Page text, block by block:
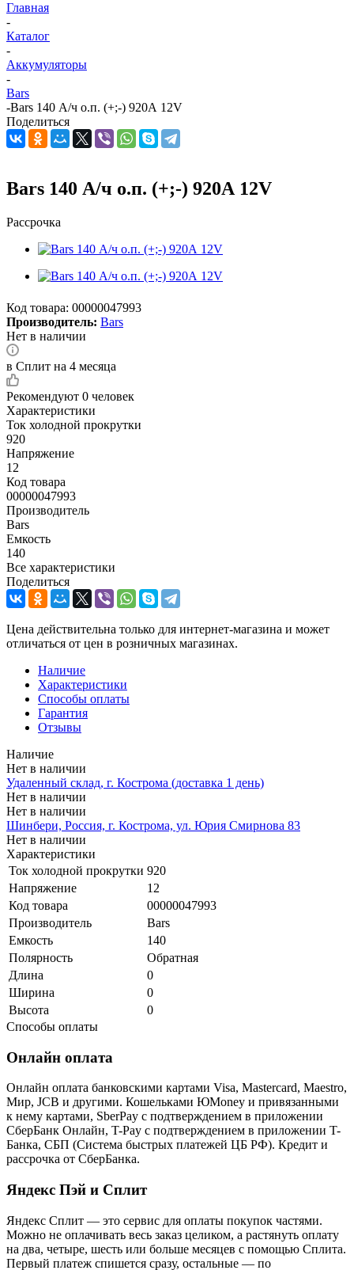
Главная
-
Каталог
-
Аккумуляторы
-
Bars
-Bars 140 А/ч о.п. (+;-) 920А 12V
Поделиться
Bars 140 А/ч о.п. (+;-) 920А 12V
Рассрочка
Код товара: 00000047993
Производитель: Bars
Нет в наличии
в Сплит на 4 месяца
Рекомендуют 0 человек
Характеристики
Ток холодной прокрутки
920
Напряжение
12
Код товара
00000047993
Производитель
Bars
Емкость
140
Все характеристики
Поделиться
Цена действительна только для интернет-магазина и может
отличаться от цен в розничных магазинах.
Наличие
Характеристики
Способы оплаты
Гарантия
Отзывы
Наличие
Нет в наличии
Удаленный склад, г. Кострома (доставка 1 день)
Нет в наличии
Нет в наличии
Шинбери, Россия, г. Кострома, ул. Юрия Смирнова 83
Нет в наличии
Характеристики
Ток холодной прокрутки 920
Напряжение
12
Код товара
00000047993
Производитель
Bars
Емкость
140
Полярность
Обратная
Длина
0
Ширина
0
Высота
0
Способы оплаты
Онлайн оплата
Онлайн оплата банковскими картами Visa, Mastercard, Maestro,
Мир, JCB и другими. Кошельками ЮMoney и привязанными
к нему картами, SberPay с подтверждением в приложении
СберБанк Онлайн, T-Pay с подтверждением в приложении T-
Банка, СБП (Система быстрых платежей ЦБ РФ). Кредит и
рассрочка от СберБанка.
Яндекс Пэй и Сплит
Яндекс Cплит — это сервис для оплаты покупок частями.
Можно не оплачивать весь заказ целиком, а растянуть оплату
на два, четыре, шесть или больше месяцев с помощью Сплита.
Первый платеж спишется сразу, остальные — по